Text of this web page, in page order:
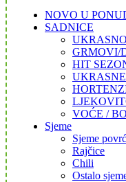
NOVO U
SADNICE
GRMOVI/
HIT
VOĆE /
Sjeme
Sjeme
Rajčice
Chili
Ostalo